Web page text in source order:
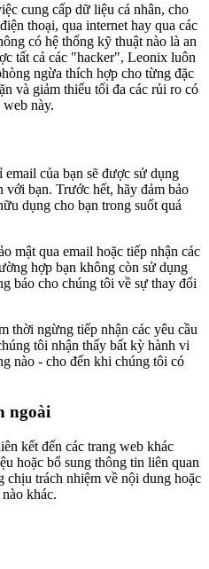
cung cấp dữ liệu cá nhân, cho
thoại, qua internet hay qua các
có hệ thống kỹ thuật nào là an
tất cả các "hacker", Leonix luôn
ngừa thích hợp cho từng đặc
và giảm thiểu tối đa các rủi ro có
này.
của bạn sẽ được sử dụng
với bạn. Trước hết, hãy đảm bảo
dụng cho bạn trong suốt quá
mật qua email hoặc tiếp nhận các
hợp bạn không còn sử dụng
báo cho chúng tôi về sự thay đổi
thời ngừng tiếp nhận các yêu cầu
tôi nhận thấy bất kỳ hành vi
nào - cho đến khi chúng tôi có
ngoài
kết đến các trang web khác
hoặc bổ sung thông tin liên quan
chịu trách nhiệm về nội dung hoặc
khác.